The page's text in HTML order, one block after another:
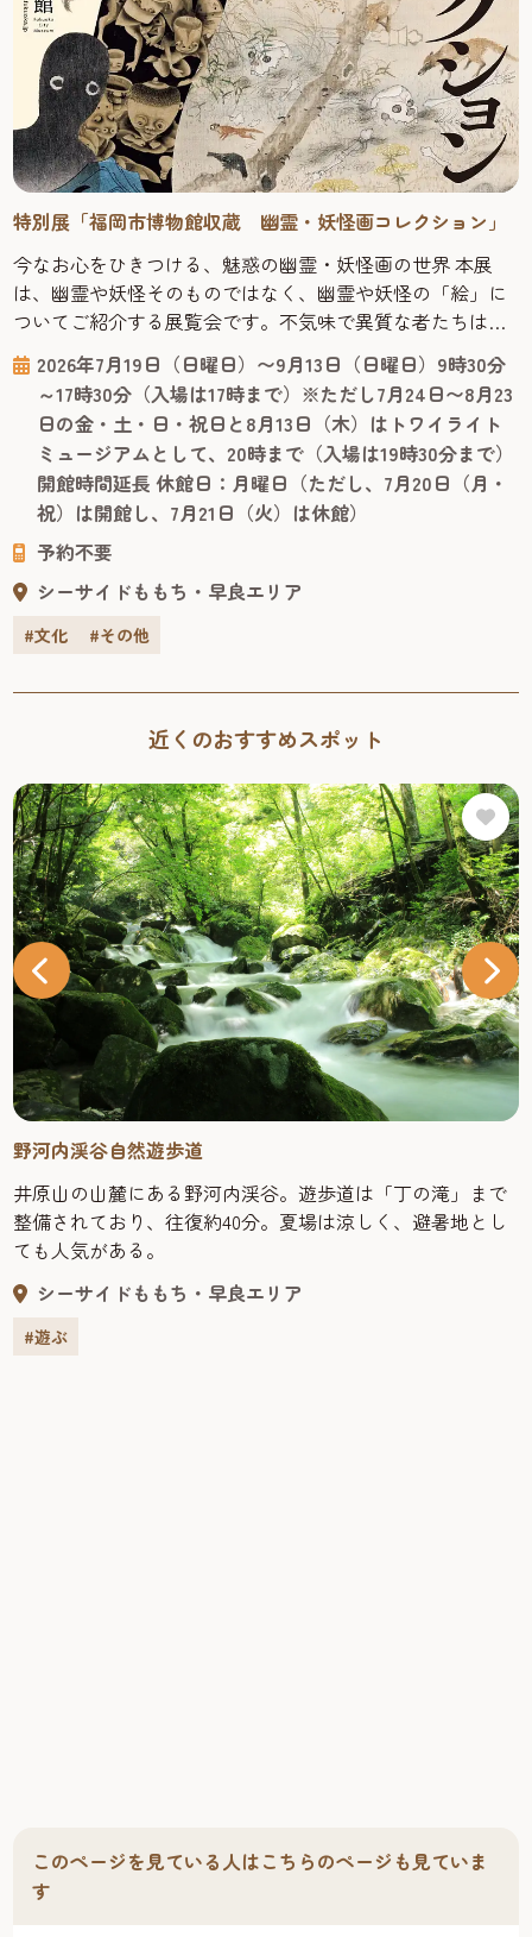
特別展「福岡市博物館収蔵 幽霊・妖怪画コレクション」
今なお心をひきつける、魅惑の幽霊・妖怪画の世界 本展
は、幽霊や妖怪そのものではなく、幽霊や妖怪の「絵」に
ついてご紹介する展覧会です。不気味で異質な者たちは、
なぜ描かれ、飾られ、大切にされてきたのでしょうか。絵
にも表具にも趣向が凝らされた珠玉の化物絵はもちろんの
こと、これらを描いた／みた／コレクションした人々の姿
にも、人間くさい魅力が詰まっています。 福岡市博物館に
は日本有数の幽霊・妖怪画コレ...
2026年7月19日（日曜日）〜9月13日（日曜日）9時30分
～17時30分（入場は17時まで）※ただし7月24日〜8月23
日の金・土・日・祝日と8月13日（木）はトワイライト
ミュージアムとして、20時まで（入場は19時30分まで）
開館時間延長 休館日：月曜日（ただし、7月20日（月・
祝）は開館し、7月21日（火）は休館）
予約不要
シーサイドももち・早良エリア
#文化 #その他
近くのおすすめスポット
野河内渓谷自然遊歩道
井原山の山麓にある野河内渓谷。遊歩道は「丁の滝」まで
整備されており、往復約40分。夏場は涼しく、避暑地とし
ても人気がある。
シーサイドももち・早良エリア
#遊ぶ
このページを見ている人はこちらのページも見ていま
す